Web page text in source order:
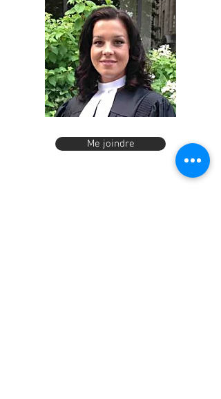
Me joindre